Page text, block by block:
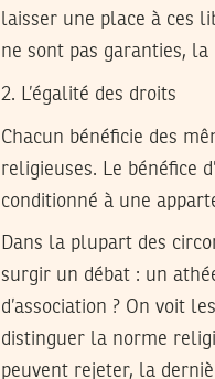
laisser une place à ces
ne sont pas garanties, la
2. L’égalité des droits
Chacun bénéficie des
religieuses. Le bénéfice
conditionné à une
Dans la plupart des
surgir un débat : un
d’association ? On voit
distinguer la norme
peuvent rejeter, la